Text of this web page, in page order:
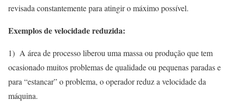
revisada constantemente para atingir o máximo possível.
Exemplos de velocidade reduzida:
1) A área de processo liberou uma massa ou produção que tem
ocasionado muitos problemas de qualidade ou pequenas paradas e
para “estancar” o problema, o operador reduz a velocidade da
máquina.